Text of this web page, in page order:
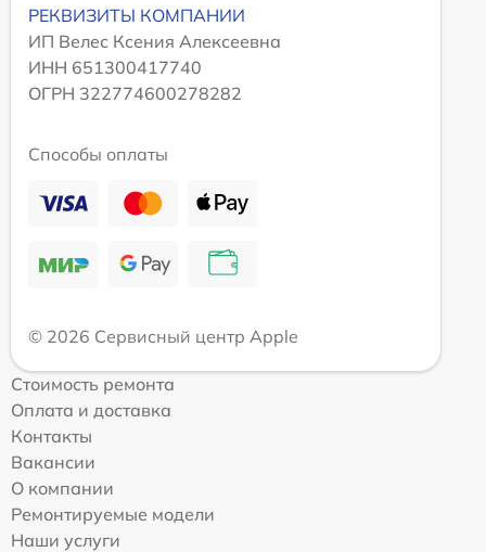
РЕКВИЗИТЫ КОМПАНИИ
ИП Велес Ксения Алексеевна
ИНН 651300417740
ОГРН 322774600278282
Способы оплаты
© 2026 Сервисный центр Apple
Стоимость ремонта
Оплата и доставка
Контакты
Вакансии
О компании
Ремонтируемые модели
Наши услуги